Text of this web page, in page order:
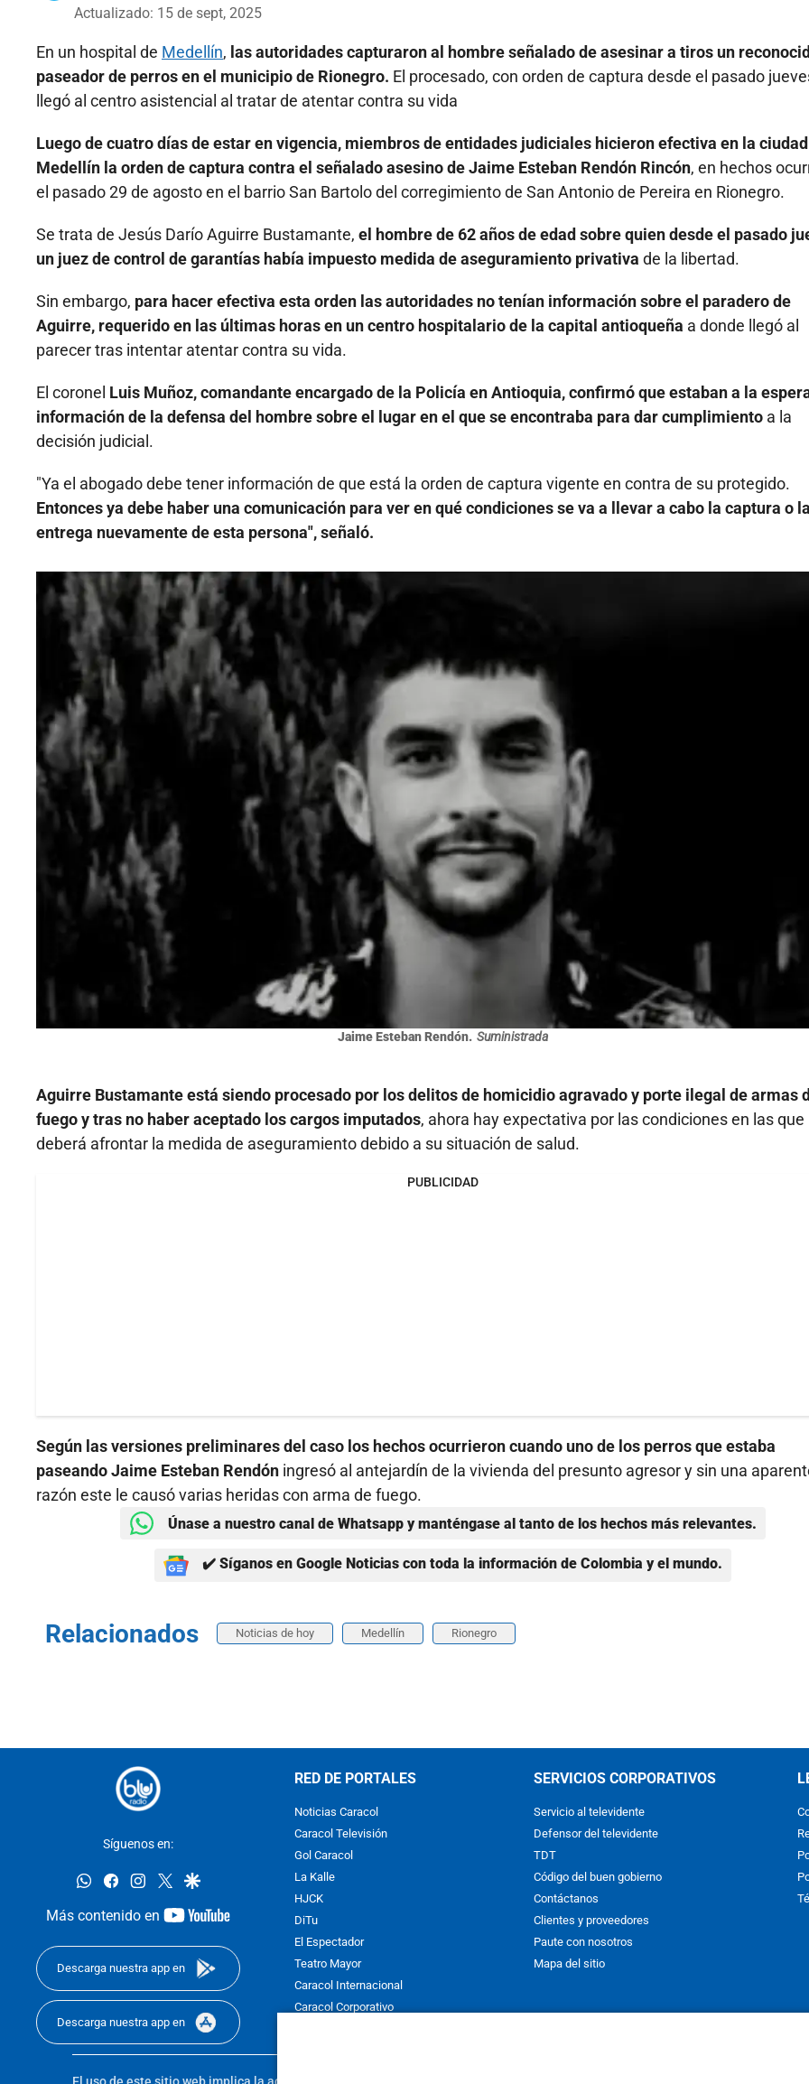
Actualizado: 15 de sept, 2025
En un hospital de Medellín, las autoridades capturaron al hombre señalado de asesinar a tiros un
paseador de perros en el municipio de Rionegro. El procesado, con orden de captura desde el pasado
llegó al centro asistencial al tratar de atentar contra su vida
Luego de cuatro días de estar en vigencia, miembros de entidades judiciales hicieron efectiva en la
Medellín la orden de captura contra el señalado asesino de Jaime Esteban Rendón Rincón, en hechos
el pasado 29 de agosto en el barrio San Bartolo del corregimiento de San Antonio de Pereira en Rionegro.
Se trata de Jesús Darío Aguirre Bustamante, el hombre de 62 años de edad sobre quien desde el pasado
un juez de control de garantías había impuesto medida de aseguramiento privativa de la libertad.
Sin embargo, para hacer efectiva esta orden las autoridades no tenían información sobre el paradero de
Aguirre, requerido en las últimas horas en un centro hospitalario de la capital antioqueña a donde llegó al
parecer tras intentar atentar contra su vida.
El coronel Luis Muñoz, comandante encargado de la Policía en Antioquia, confirmó que estaban a la
información de la defensa del hombre sobre el lugar en el que se encontraba para dar cumplimiento a la
decisión judicial.
"Ya el abogado debe tener información de que está la orden de captura vigente en contra de su protegido.
Entonces ya debe haber una comunicación para ver en qué condiciones se va a llevar a cabo la captura o
entrega nuevamente de esta persona", señaló.
Jaime Esteban Rendón. Suministrada
Aguirre Bustamante está siendo procesado por los delitos de homicidio agravado y porte ilegal de armas
fuego y tras no haber aceptado los cargos imputados, ahora hay expectativa por las condiciones en las que
deberá afrontar la medida de aseguramiento debido a su situación de salud.
PUBLICIDAD
Según las versiones preliminares del caso los hechos ocurrieron cuando uno de los perros que estaba
paseando Jaime Esteban Rendón ingresó al antejardín de la vivienda del presunto agresor y sin una
razón este le causó varias heridas con arma de fuego.
Únase a nuestro canal de Whatsapp y manténgase al tanto de los hechos más relevantes.
✔️ Síganos en Google Noticias con toda la información de Colombia y el mundo.
Relacionados Noticias de hoy Medellín Rionegro
Síguenos en:
whatsappfacebookinstagram
twittergoogle
Más contenido en
youtube-
Descarga nuestra app en
Descarga nuestra app en
RED DE PORTALES
Noticias Caracol
Caracol Televisión
Gol Caracol
La Kalle
HJCK
DiTu
El Espectador
Teatro Mayor
Caracol Internacional
Caracol Corporativo
SERVICIOS CORPORATIVOS
Servicio al televidente
Defensor del televidente
TDT
Código del buen gobierno
Contáctanos
Clientes y proveedores
Paute con nosotros
Mapa del sitio